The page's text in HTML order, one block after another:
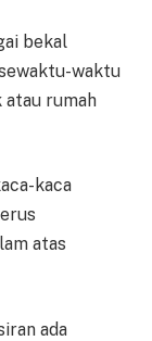
bekal
waktu
rumah
kaca
atas
ada